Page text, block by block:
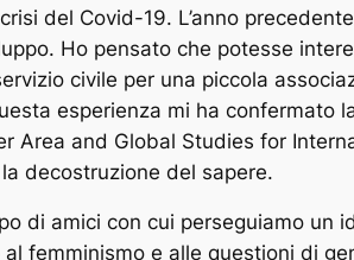
del Covid-19. L’anno
Ho pensato che potesse
civile per una piccola
esperienza mi ha
Area and Global Studies for
decostruzione del sapere.
di amici con cui perseguiamo un
femminismo e alle questioni di